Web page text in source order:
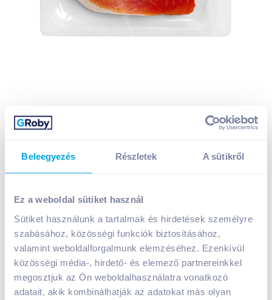
Beleegyezés Részletek A sütikről
Ez a weboldal sütiket használ
Sütiket használunk a tartalmak és hirdetések személyre
szabásához, közösségi funkciók biztosításához,
valamint weboldalforgalmunk elemzéséhez. Ezenkívül
közösségi média-, hirdető- és elemező partnereinkkel
megosztjuk az Ön weboldalhasználatra vonatkozó
adatait, akik kombinálhatják az adatokat más olyan
Zimbo Bell házi sonka 80 g
899Ft /db
Egységár: 11 238Ft /kg
Nettó eladási ár: 708Ft /db(27% áfa)